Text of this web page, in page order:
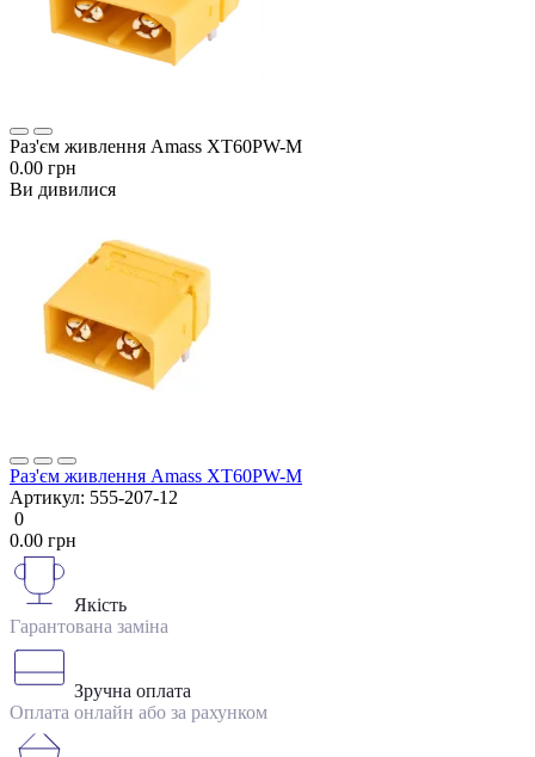
Раз'єм живлення Amass XT60PW-M
0.00 грн
Ви дивилися
Раз'єм живлення Amass XT60PW-M
Артикул: 555-207-12
0
0.00 грн
Якість
Гарантована заміна
Зручна оплата
Оплата онлайн або за рахунком